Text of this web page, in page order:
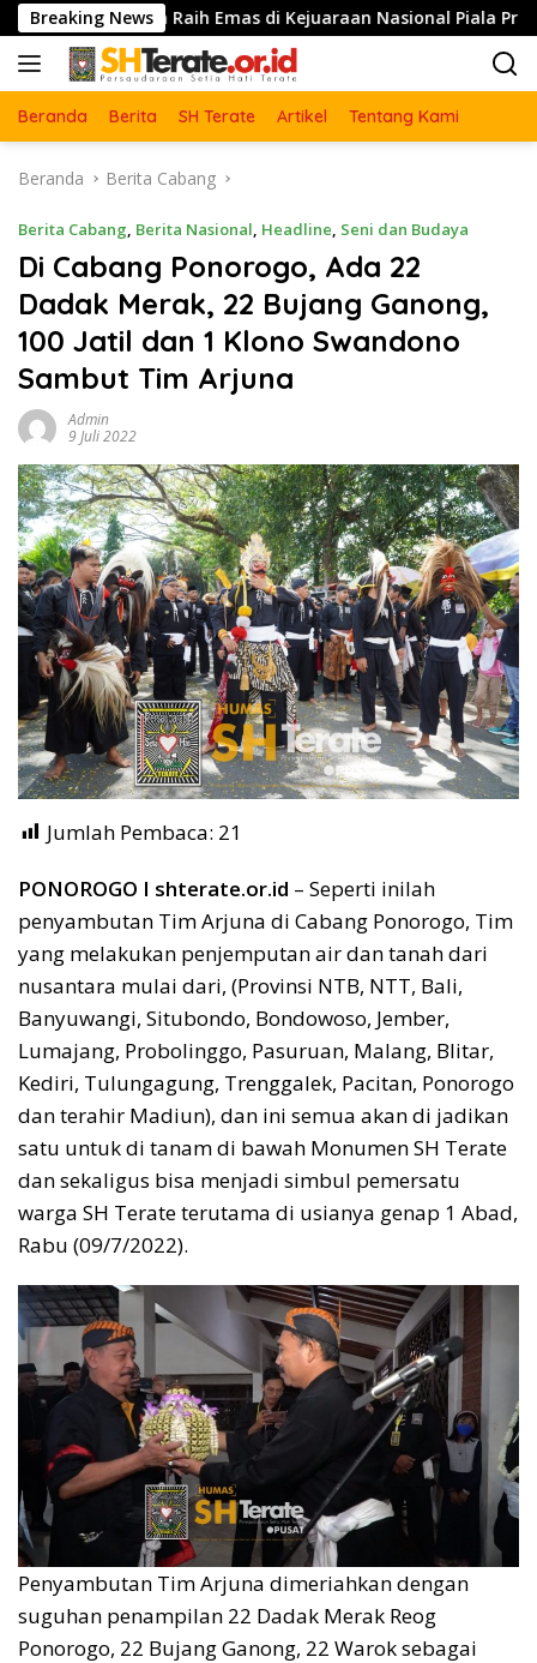
Langsung
ke
konten
Breaking News
Emas di Kejuaraan Nasional Piala Presiden 2026
Beranda Berita SH Terate Artikel Tentang Kami
Beranda Berita Cabang
Berita Cabang, Berita Nasional, Headline, Seni dan Budaya
Di Cabang Ponorogo, Ada 22
Dadak Merak, 22 Bujang Ganong,
100 Jatil dan 1 Klono Swandono
Sambut Tim Arjuna
Admin
9 Juli 2022
Jumlah Pembaca: 21
PONOROGO I shterate.or.id – Seperti inilah
penyambutan Tim Arjuna di Cabang Ponorogo, Tim
yang melakukan penjemputan air dan tanah dari
nusantara mulai dari, (Provinsi NTB, NTT, Bali,
Banyuwangi, Situbondo, Bondowoso, Jember,
Lumajang, Probolinggo, Pasuruan, Malang, Blitar,
Kediri, Tulungagung, Trenggalek, Pacitan, Ponorogo
dan terahir Madiun), dan ini semua akan di jadikan
satu untuk di tanam di bawah Monumen SH Terate
dan sekaligus bisa menjadi simbul pemersatu
warga SH Terate terutama di usianya genap 1 Abad,
Rabu (09/7/2022).
Penyambutan Tim Arjuna dimeriahkan dengan
suguhan penampilan 22 Dadak Merak Reog
Ponorogo, 22 Bujang Ganong, 22 Warok sebagai